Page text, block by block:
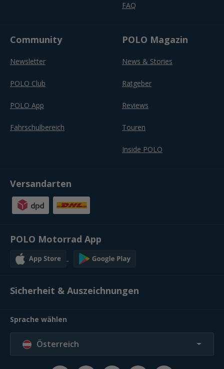
FAQ
Community
Newsletter
POLO Club
POLO App
Fahrschulbereich
POLO Magazin
News & Stories
Ratgeber
Reviews
Touren
Inside POLO
Versandarten
POLO Motorrad App
Sicherheit & Auszeichnungen
Sprache wählen
Österreich